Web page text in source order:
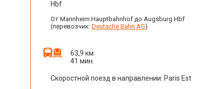
Hbf
От Mannheim Hauptbahnhof до Augsburg Hbf
(перевозчик: Deutsche Bahn AG)
63,9 км
41 мин.
Скоростной поезд в направлении: Paris Est